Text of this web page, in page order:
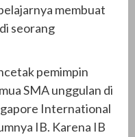
membuat
seorang
pemimpin
SMA unggulan di
International
IB. Karena IB